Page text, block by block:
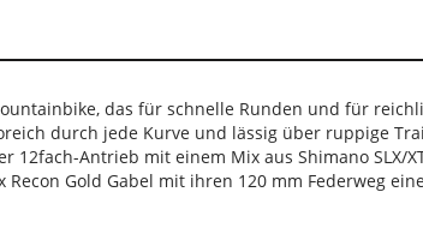
das für schnelle Runden und für
durch jede Kurve und lässig über ruppige
12fach-Antrieb mit einem Mix aus Shimano SLX/
Gold Gabel mit ihren 120 mm Federweg